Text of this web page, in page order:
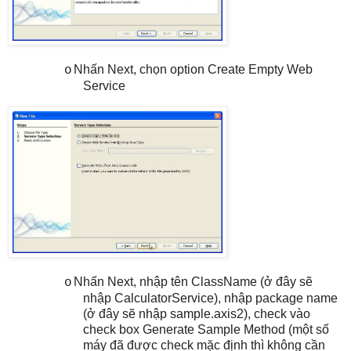
o Nhấn Next, chọn option Create Empty Web
Service
o Nhấn Next, nhập tên ClassName (ở đây sẽ
nhập CalculatorService), nhập package name
(ở đây sẽ nhập sample.axis2), check vào
check box Generate Sample Method (một số
máy đã được check mặc định thì không cần